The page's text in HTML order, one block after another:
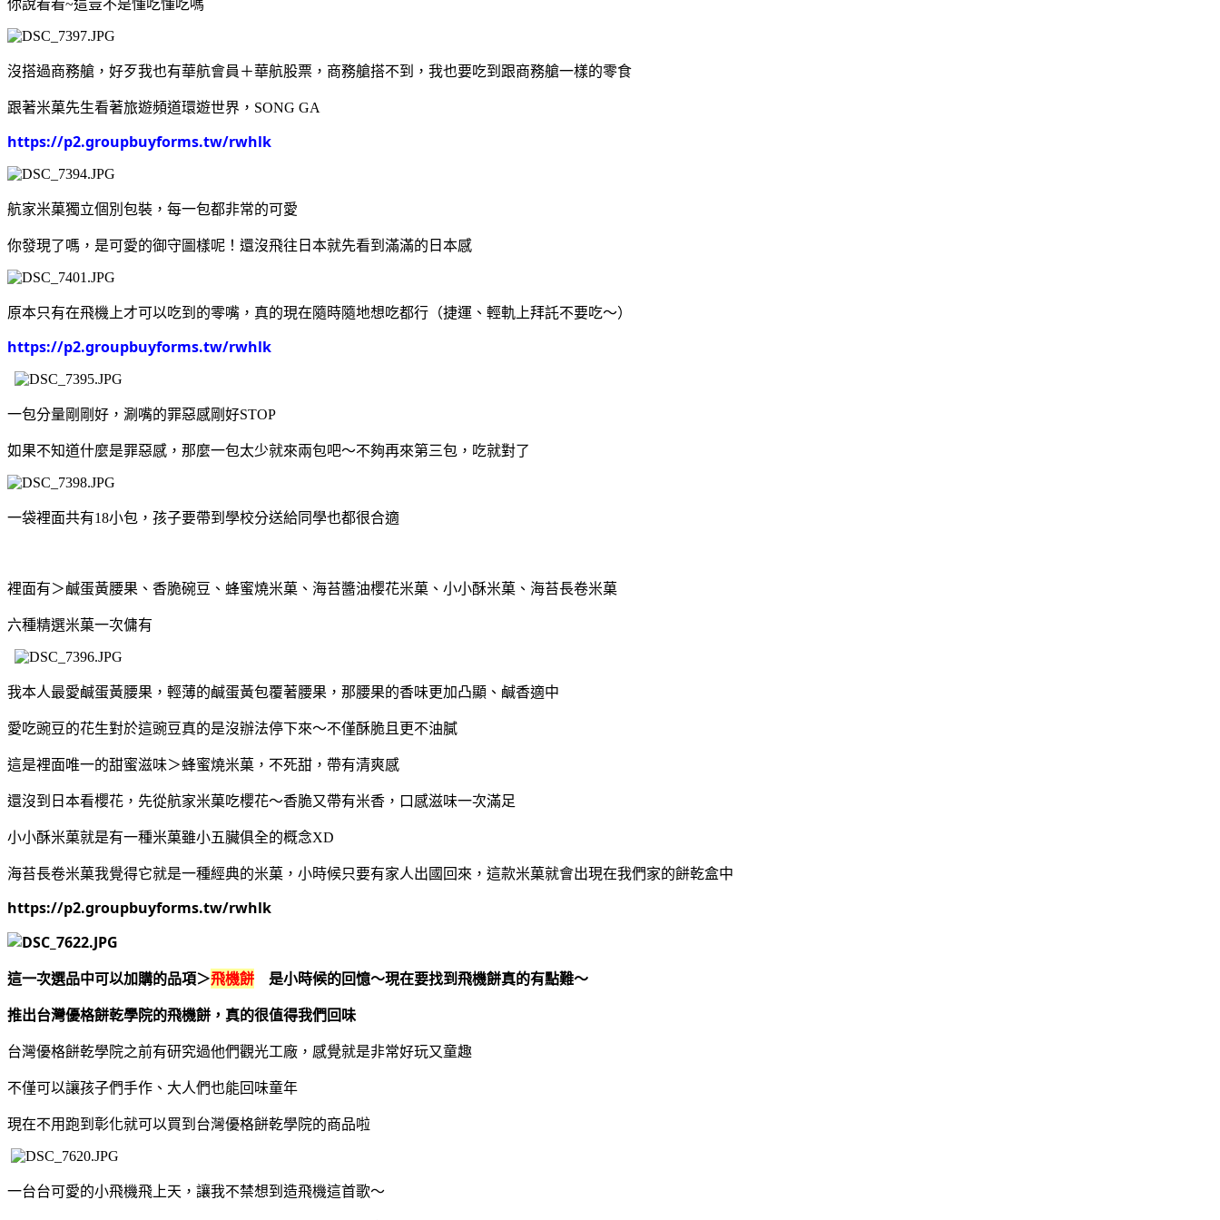
你說看看~這豈不是懂吃懂吃嗎
沒搭過商務艙，好歹我也有華航會員＋華航股票，商務艙搭不到，我也要吃到跟商務艙一樣的零食
跟著米菓先生看著旅遊頻道環遊世界，SONG GA
https://p2.groupbuyforms.tw/rwhlk
航家米菓獨立個別包裝，每一包都非常的可愛
你發現了嗎，是可愛的御守圖樣呢！還沒飛往日本就先看到滿滿的日本感
原本只有在飛機上才可以吃到的零嘴，真的現在隨時隨地想吃都行（捷運、輕軌上拜託不要吃～）
https://p2.groupbuyforms.tw/rwhlk
一包分量剛剛好，涮嘴的罪惡感剛好STOP
如果不知道什麼是罪惡感，那麼一包太少就來兩包吧～不夠再來第三包，吃就對了
一袋裡面共有18小包，孩子要帶到學校分送給同學也都很合適
裡面有＞鹹蛋黃腰果、香脆碗豆、蜂蜜燒米菓、海苔醬油櫻花米菓、小小酥米菓、海苔長卷米菓
六種精選米菓一次傭有
我本人最愛鹹蛋黃腰果，輕薄的鹹蛋黃包覆著腰果，那腰果的香味更加凸顯、鹹香適中
愛吃豌豆的花生對於這豌豆真的是沒辦法停下來～不僅酥脆且更不油膩
這是裡面唯一的甜蜜滋味＞蜂蜜燒米菓，不死甜，帶有清爽感
還沒到日本看櫻花，先從航家米菓吃櫻花～香脆又帶有米香，口感滋味一次滿足
小小酥米菓就是有一種米菓雖小五臟俱全的概念XD
海苔長卷米菓我覺得它就是一種經典的米菓，小時候只要有家人出國回來，這款米菓就會出現在我們家的餅乾盒中
https://p2.groupbuyforms.tw/rwhlk
這一次選品中可以加購的品項＞飛機餅 是小時候的回憶～現在要找到飛機餅真的有點難～
推出台灣優格餅乾學院的飛機餅，真的很值得我們回味
台灣優格餅乾學院之前有研究過他們觀光工廠，感覺就是非常好玩又童趣
不僅可以讓孩子們手作、大人們也能回味童年
現在不用跑到彰化就可以買到台灣優格餅乾學院的商品啦
一台台可愛的小飛機飛上天，讓我不禁想到造飛機這首歌～